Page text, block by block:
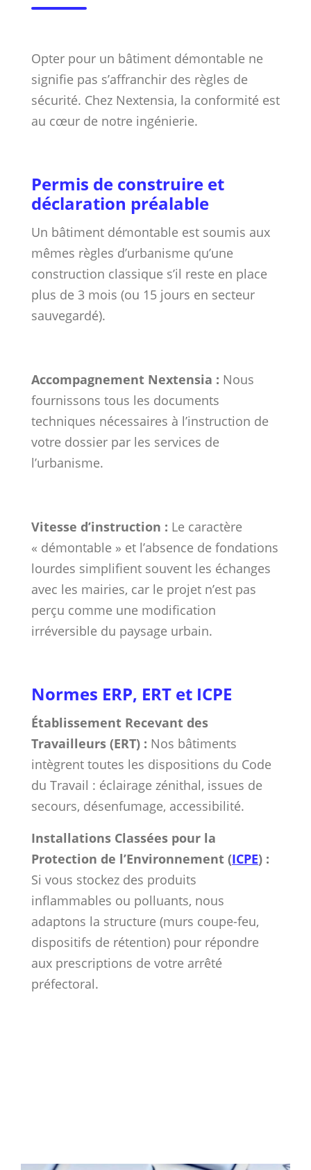
Opter pour un bâtiment démontable ne
signifie pas s’affranchir des règles de
sécurité. Chez Nextensia, la conformité est
au cœur de notre ingénierie.
Permis de construire et
déclaration préalable
Un bâtiment démontable est soumis aux
mêmes règles d’urbanisme qu’une
construction classique s’il reste en place
plus de 3 mois (ou 15 jours en secteur
sauvegardé).
Accompagnement Nextensia : Nous
fournissons tous les documents
techniques nécessaires à l’instruction de
votre dossier par les services de
l’urbanisme.
Vitesse d’instruction : Le caractère
« démontable » et l’absence de fondations
lourdes simplifient souvent les échanges
avec les mairies, car le projet n’est pas
perçu comme une modification
irréversible du paysage urbain.
Normes ERP, ERT et ICPE
Établissement Recevant des
Travailleurs (ERT) : Nos bâtiments
intègrent toutes les dispositions du Code
du Travail : éclairage zénithal, issues de
secours, désenfumage, accessibilité.
Installations Classées pour la
Protection de l’Environnement (ICPE) :
Si vous stockez des produits
inflammables ou polluants, nous
adaptons la structure (murs coupe-feu,
dispositifs de rétention) pour répondre
aux prescriptions de votre arrêté
préfectoral.